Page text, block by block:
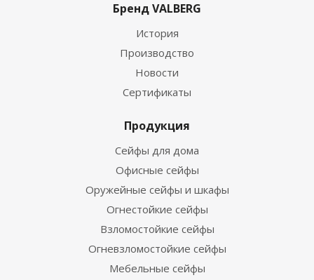
Бренд VALBERG
История
Производство
Новости
Сертификаты
Продукция
Сейфы для дома
Офисные сейфы
Оружейные сейфы и шкафы
Огнестойкие сейфы
Взломостойкие сейфы
Огневзломостойкие сейфы
Мебельные сейфы